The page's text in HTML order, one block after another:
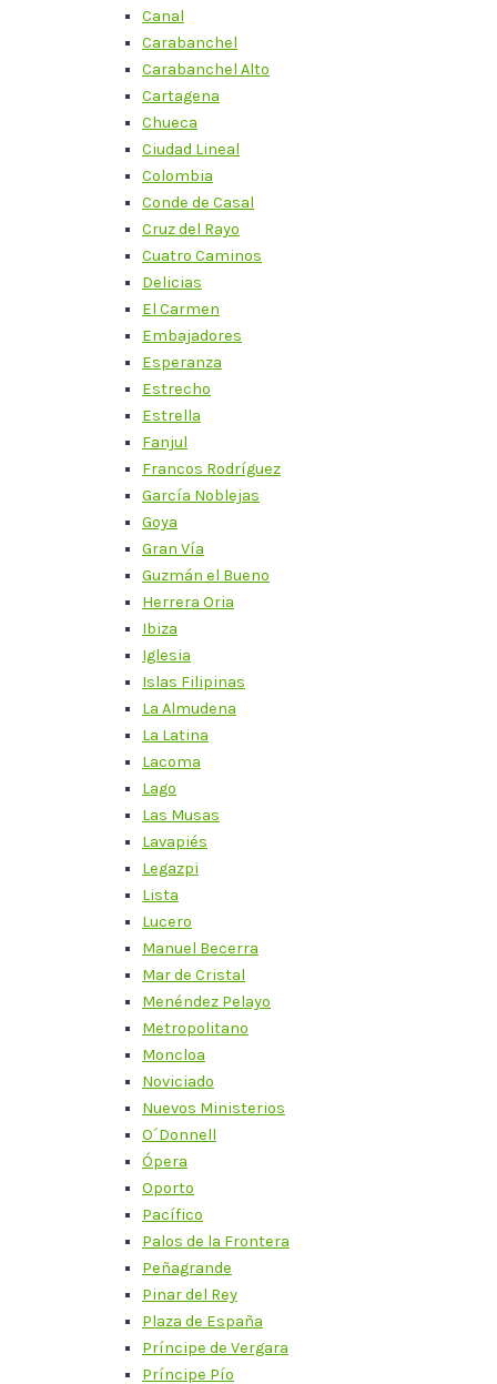
Canal
Carabanchel
Carabanchel Alto
Cartagena
Chueca
Ciudad Lineal
Colombia
Conde de Casal
Cruz del Rayo
Cuatro Caminos
Delicias
El Carmen
Embajadores
Esperanza
Estrecho
Estrella
Fanjul
Francos Rodríguez
García Noblejas
Goya
Gran Vía
Guzmán el Bueno
Herrera Oria
Ibiza
Iglesia
Islas Filipinas
La Almudena
La Latina
Lacoma
Lago
Las Musas
Lavapiés
Legazpi
Lista
Lucero
Manuel Becerra
Mar de Cristal
Menéndez Pelayo
Metropolitano
Moncloa
Noviciado
Nuevos Ministerios
O´Donnell
Ópera
Oporto
Pacífico
Palos de la Frontera
Peñagrande
Pinar del Rey
Plaza de España
Príncipe de Vergara
Príncipe Pío